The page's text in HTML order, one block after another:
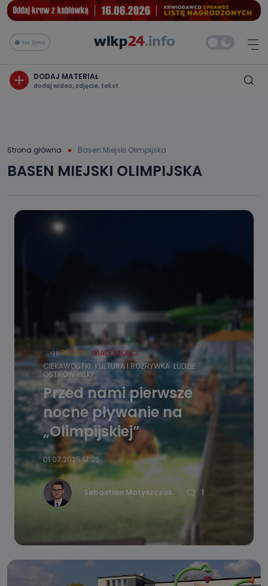
Na żywo
DODAJ MATERIAŁ
dodaj wideo, zdjęcie, tekst
Strona główna Basen Miejski Olimpijska
BASEN MIEJSKI OLIMPIJSKA
HOT REGION WIADOMOŚCI
CIEKAWOSTKI KULTURA I ROZRYWKA LUDZIE
OSTRÓW WLKP.
Przed nami pierwsze
nocne pływanie na
„Olimpijskiej”
01.07.2025 17:25
Sebastian Matyszczak 1